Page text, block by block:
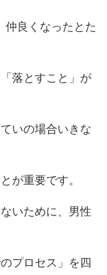
仲良くなったとた
落とすこと」が
いの場合いきな
が重要です。
いために、男性
プロセス」を四